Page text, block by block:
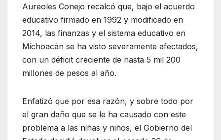
Aureoles Conejo recalcó que, bajo el acuerdo
educativo firmado en 1992 y modificado en
2014, las finanzas y el sistema educativo en
Michoacán se ha visto severamente afectados,
con un déficit creciente de hasta 5 mil 200
millones de pesos al año.
Enfatizó que por esa razón, y sobre todo por
el gran daño que se le ha causado con este
problema a las niñas y niños, el Gobierno del